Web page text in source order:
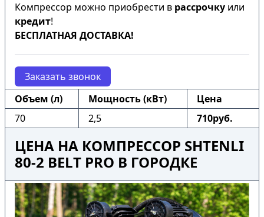
Компрессор можно приобрести в рассрочку или
кредит!
БЕСПЛАТНАЯ ДОСТАВКА!
Заказать звонок
Объем (л)
Мощность (кВт)
Цена
70
2,5 710руб.
ЦЕНА НА КОМПРЕССОР SHTENLI
80-2 BELT PRO В ГОРОДКЕ